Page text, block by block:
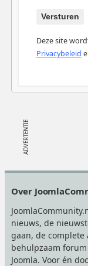
Versturen
Deze site
Privacybeleid
Over
nieuws, de
gaan, de
behulpzaam
Joomla. Voor én